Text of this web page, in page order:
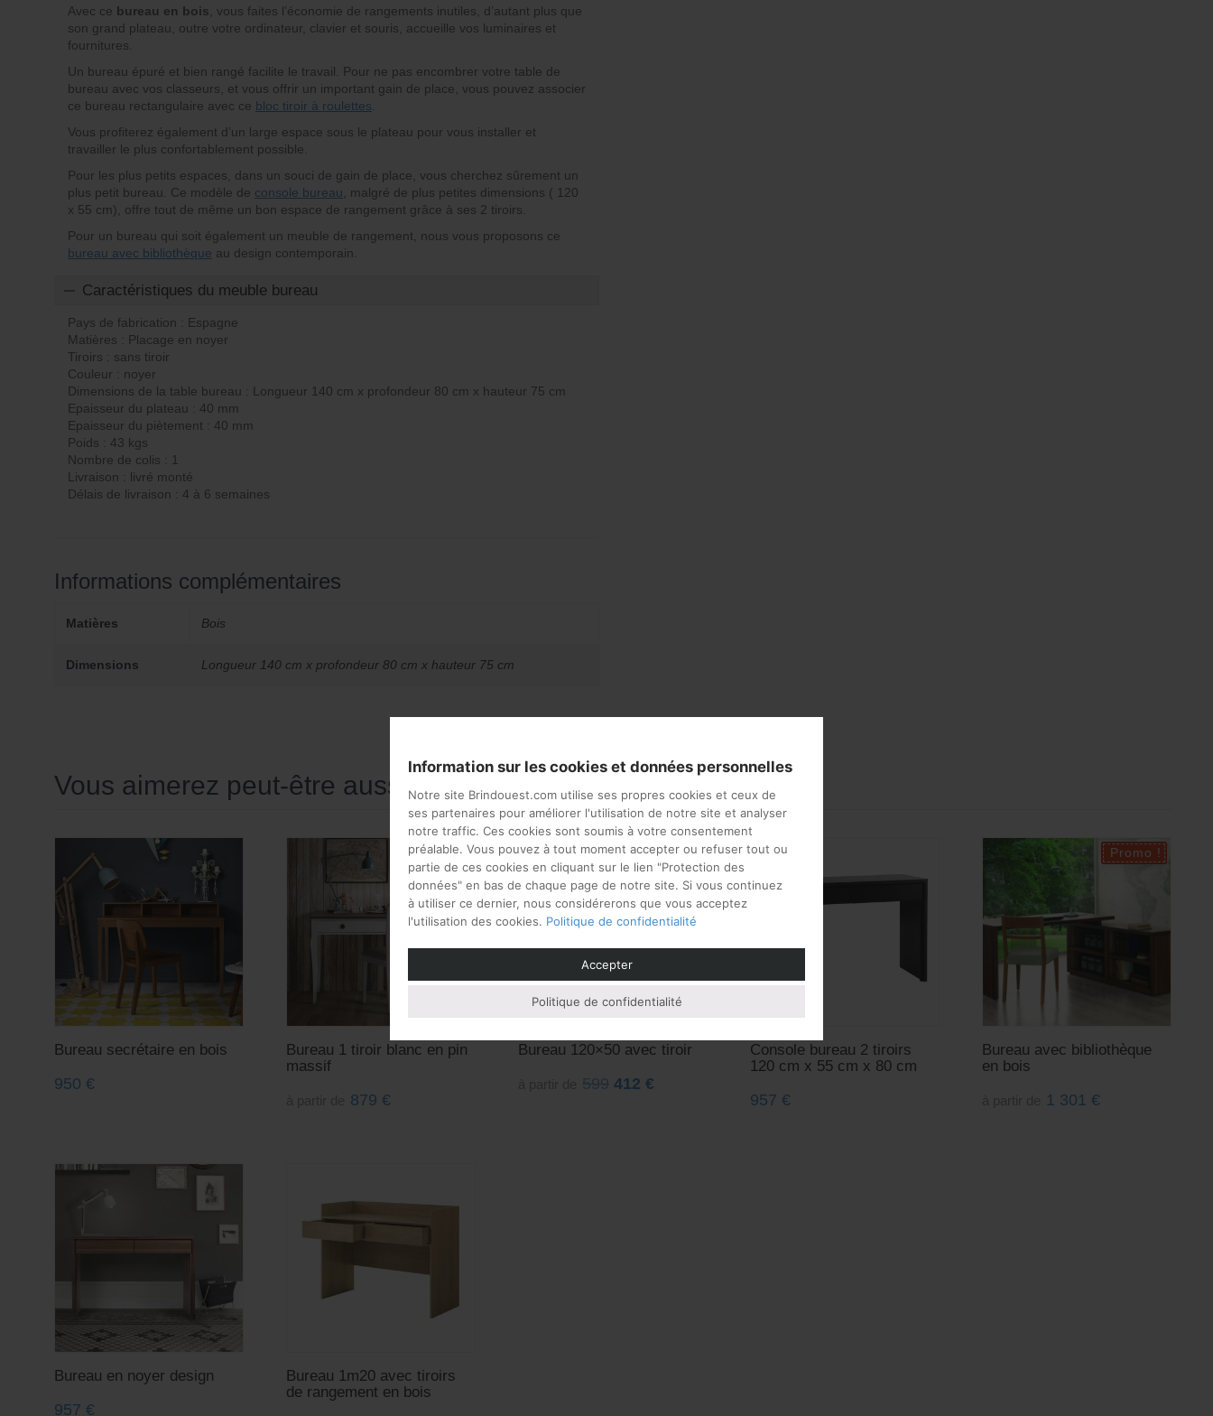
Avec ce bureau en bois , vous faites l’économie de rangements inutiles, d’autant plus que
son grand plateau, outre votre ordinateur, clavier et souris, accueille vos luminaires et
fournitures.
Un bureau épuré et bien rangé facilite le travail. Pour ne pas encombrer votre table de
bureau avec vos classeurs, et vous offrir un important gain de place, vous pouvez associer
ce bureau rectangulaire avec ce bloc tiroir à roulettes
Vous profiterez également d’un large espace sous le plateau pour vous installer et
travailler le plus confortablement possible.
Pour les plus petits espaces, dans un souci de gain de place, vous cherchez sûrement un
plus petit bureau. Ce modèle de console bureau , malgré de plus petites dimensions ( 120
x 55 cm), offre tout de même un bon espace de rangement grâce à ses 2 tiroirs.
Pour un bureau qui soit également un meuble de rangement, nous vous proposons ce
bureau avec bibliothèque au design contemporain.
Caractéristiques du meuble bureau
Pays de fabrication : Espagne
Matières : Placage en noyer
Tiroirs : sans tiroir
Couleur : noyer
Dimensions de la table bureau : Longueur 140 cm x profondeur 80 cm x hauteur 75 cm
Epaisseur du plateau : 40 mm
Epaisseur du piètement : 40 mm
Poids : 43 kgs
Nombre de colis : 1
Livraison : livré monté
Délais de livraison : 4 à 6 semaines
Informations complémentaires
Matières Bois
Dimensions Longueur 140 cm x profondeur 80 cm x hauteur 75 cm
Vous aimerez peut-être aussi…
Bureau secrétaire en bois
950 €
Bureau 1 tiroir blanc en pin
massif
879€
Bureau 120×50 avec tiroir
599 412€
Console bureau 2 tiroirs
120 cm x 55 cm x 80 cm
957€
Bureau avec bibliothèque
en bois
1 301€
Bureau en noyer design
957 €
Bureau 1m20 avec tiroirs
de rangement en bois
Information sur les cookies et données personnelles
Notre site Brindouest.com utilise ses propres cookies et ceux de
ses partenaires pour améliorer l'utilisation de notre site et analyser
notre traffic. Ces cookies sont soumis à votre consentement
préalable. Vous pouvez à tout moment accepter ou refuser tout ou
partie de ces cookies en cliquant sur le lien "Protection des
données" en bas de chaque page de notre site. Si vous continuez
à utiliser ce dernier, nous considérerons que vous acceptez
l'utilisation des cookies. Politique de confidentialité
Accepter
Politique de confidentialité